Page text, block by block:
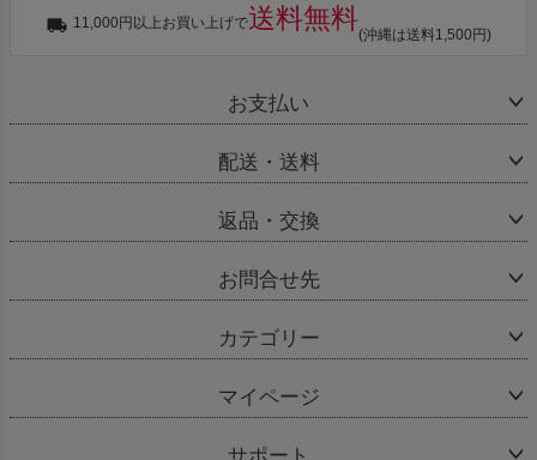
11,000円以上お買い上げで送料無料
(沖縄は送料1,500円)
お支払い
配送・送料
返品・交換
お問合せ先
カテゴリー
マイページ